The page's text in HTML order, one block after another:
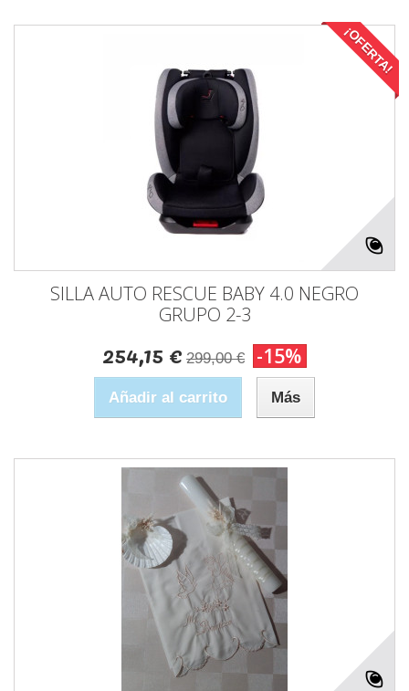
¡OFERTA!
SILLA AUTO RESCUE BABY 4.0 NEGRO
GRUPO 2-3
254,15 € 299,00 € -15%
Añadir al carrito Más